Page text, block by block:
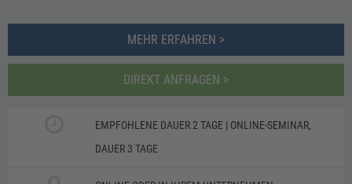
MEHR ERFAHREN >
DIREKT ANFRAGEN >
EMPFOHLENE DAUER 2 TAGE | ONLINE-SEMINAR,
DAUER 3 TAGE